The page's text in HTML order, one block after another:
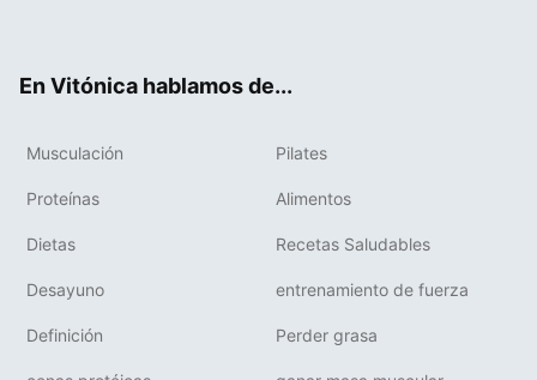
En Vitónica hablamos de...
Musculación Pilates
Proteínas Alimentos
Dietas Recetas Saludables
Desayuno entrenamiento de fuerza
Definición Perder grasa